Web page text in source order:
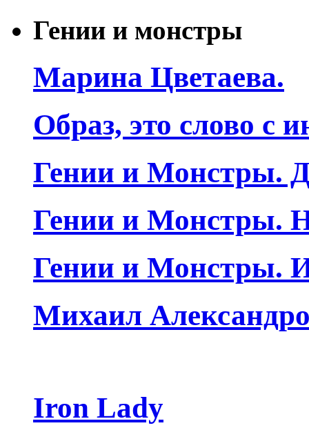
Гении и монстры
Марина Цветаева.
Образ, это слово с
Гении и Монстры.
Гении и Монстры.
Гении и Монстры.
Михаил
Iron Lady